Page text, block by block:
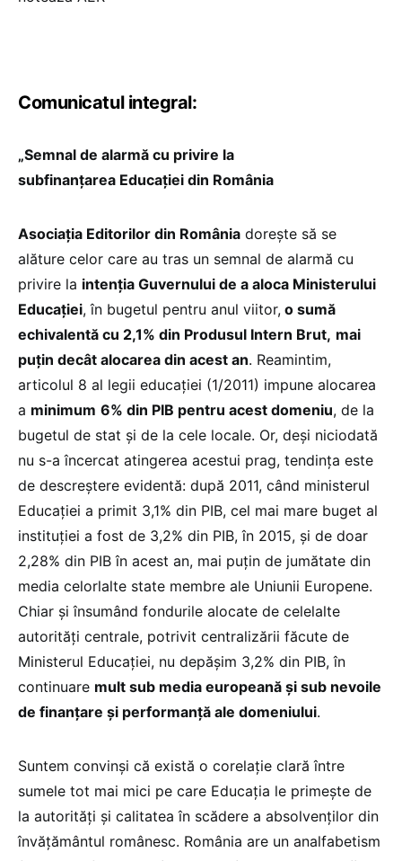
Comunicatul integral:
„Semnal de alarmă cu privire la
subfinanțarea Educației din România
Asociația Editorilor din România dorește să se
alăture celor care au tras un semnal de alarmă cu
privire la intenția Guvernului de a aloca Ministerului
Educației, în bugetul pentru anul viitor, o sumă
echivalentă cu 2,1% din Produsul Intern Brut, mai
puțin decât alocarea din acest an. Reamintim,
articolul 8 al legii educației (1/2011) impune alocarea
a minimum 6% din PIB pentru acest domeniu, de la
bugetul de stat și de la cele locale. Or, deși niciodată
nu s-a încercat atingerea acestui prag, tendința este
de descreștere evidentă: după 2011, când ministerul
Educației a primit 3,1% din PIB, cel mai mare buget al
instituției a fost de 3,2% din PIB, în 2015, și de doar
2,28% din PIB în acest an, mai puțin de jumătate din
media celorlalte state membre ale Uniunii Europene.
Chiar și însumând fondurile alocate de celelalte
autorități centrale, potrivit centralizării făcute de
Ministerul Educației, nu depășim 3,2% din PIB, în
continuare mult sub media europeană și sub nevoile
de finanțare și performanță ale domeniului.
Suntem convinși că există o corelație clară între
sumele tot mai mici pe care Educația le primește de
la autorități și calitatea în scădere a absolvenților din
învățământul românesc. România are un analfabetism